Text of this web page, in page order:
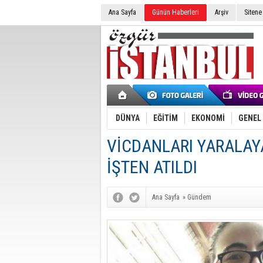
Ana Sayfa Günün Haberleri Arşiv
DÜNYA EĞİTİM EKONOMİ GENEL
VİCDANLARI
İŞTEN ATILDI
Ana Sayfa » Gündem